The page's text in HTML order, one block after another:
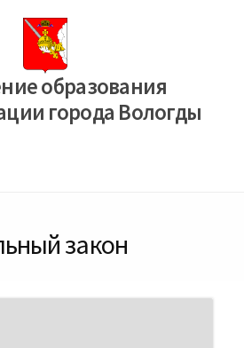
образования
города Вологды
закон